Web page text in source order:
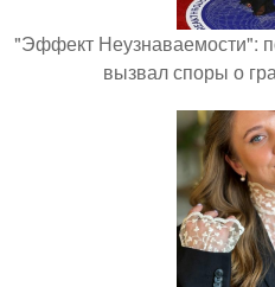
"Эффект Неузнаваемости":
вызвал споры о